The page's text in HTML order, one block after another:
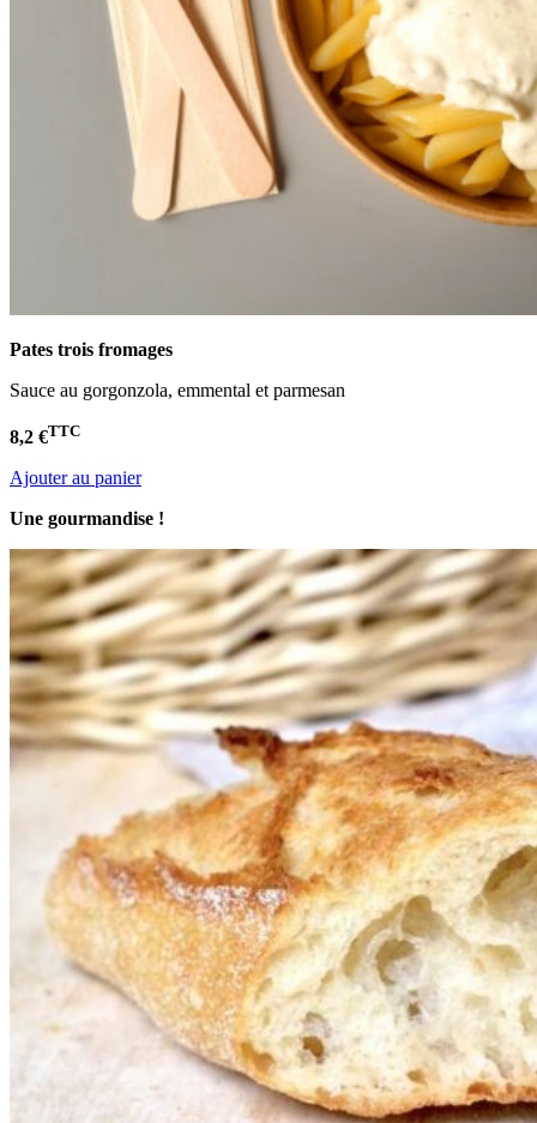
Pates trois fromages
Sauce au gorgonzola, emmental et parmesan
8,2 €TTC
Ajouter au panier
Une gourmandise !